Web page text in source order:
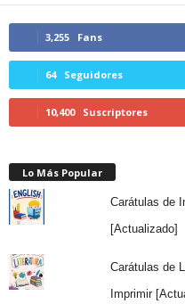
3,255 Fans
64 Seguidores
10,400 Suscriptores
Lo Más Popular
Carátulas de
[Actualizado]
Carátulas de
Imprimir